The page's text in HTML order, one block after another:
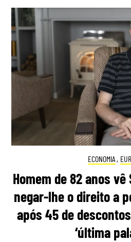
ECONOMIA ,
Homem de 82 anos
negar-lhe o direito a
após 45 de
‘última